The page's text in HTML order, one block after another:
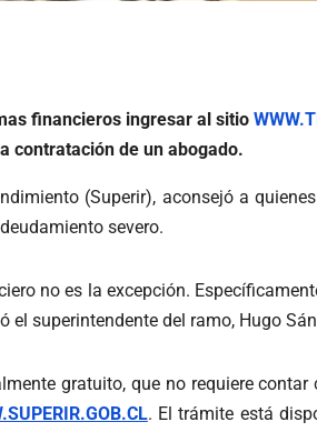
financieros ingresar al sitio
contratación de un abogado.
(Superir), aconsejó a
severo.
no es la excepción.
el superintendente del ramo, Hugo
gratuito, que no requiere
. El trámite está